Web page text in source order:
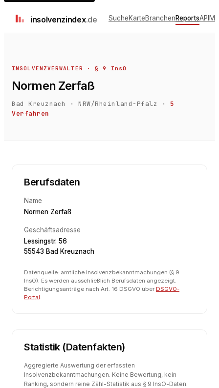
insolvenzindex.de SucheKarteBranchenReportsAPI
INSOLVENZVERWALTER · § 9 InsO
Normen Zerfaß
Bad Kreuznach ·NRW/Rheinland-Pfalz ·
5
Verfahren
Berufsdaten
Name
Normen Zerfaß
Geschäftsadresse
Lessingstr. 56
55543 Bad Kreuznach
Datenquelle: amtliche Insolvenzbekanntmachungen (§ 9
InsO). Es werden ausschließlich Berufsdaten angezeigt.
Berichtigungsanträge nach Art. 16 DSGVO über DSGVO-
Portal.
Statistik (Datenfakten)
Aggregierte Auswertung der erfassten
Insolvenzbekanntmachungen. Keine Bewertung, kein
Ranking, sondern reine Zähl-Statistik aus § 9 InsO-Daten.